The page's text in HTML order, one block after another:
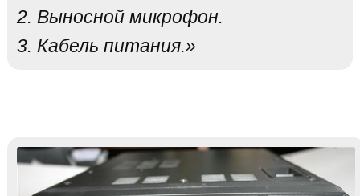
2. Выносной микрофон.
3. Кабель питания.»